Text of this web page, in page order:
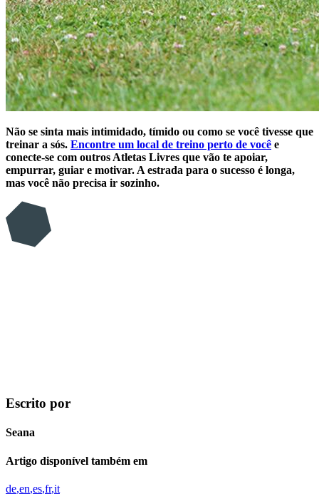
Não se sinta mais intimidado, tímido ou como se você tivesse que
treinar a sós. Encontre um local de treino perto de você e
conecte-se com outros Atletas Livres que vão te apoiar,
empurrar, guiar e motivar. A estrada para o sucesso é longa,
mas você não precisa ir sozinho.
Escrito por
Seana
Artigo disponível também em
de en es fr it